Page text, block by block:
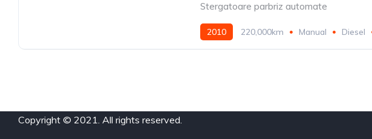
Stergatoare parbriz automate
2010 220,000km Manual Diesel
Copyright © 2021. All rights reserved.